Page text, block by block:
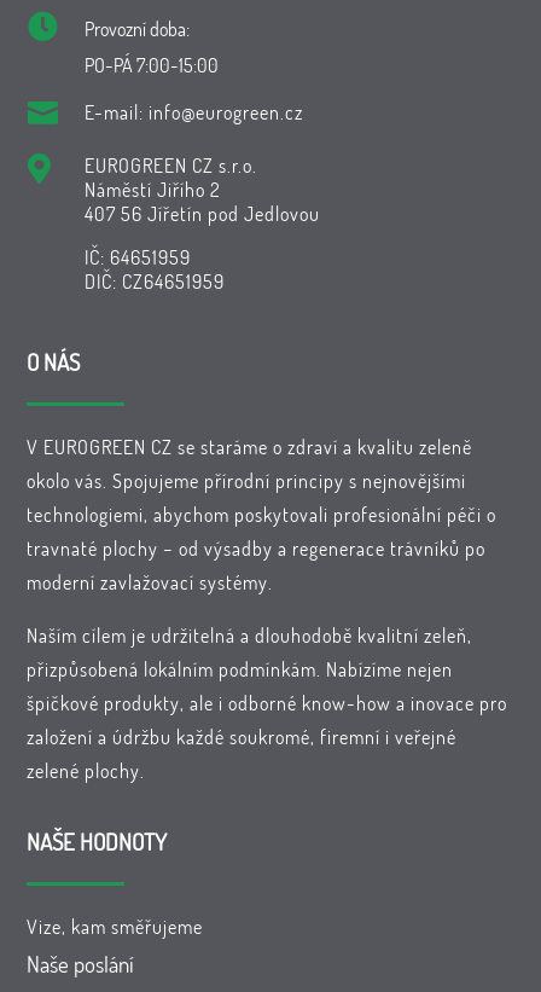

Provozní doba:
PO-PÁ 7:00-15:00
 E-mail: info@eurogreen.cz

EUROGREEN CZ s.r.o.
Náměstí Jiřího 2
407 56 Jířetín pod Jedlovou
IČ: 64651959
DIČ: CZ64651959
O NÁS
V EUROGREEN CZ se staráme o zdraví a kvalitu zeleně
okolo vás. Spojujeme přírodní principy s nejnovějšími
technologiemi, abychom poskytovali profesionální péči o
travnaté plochy – od výsadby a regenerace trávníků po
moderní zavlažovací systémy.
Naším cílem je udržitelná a dlouhodobě kvalitní zeleň,
přizpůsobená lokálním podmínkám. Nabízíme nejen
špičkové produkty, ale i odborné know-how a inovace pro
založení a údržbu každé soukromé, firemní i veřejné
zelené plochy.
NAŠE HODNOTY
Vize, kam směřujeme
Naše poslání